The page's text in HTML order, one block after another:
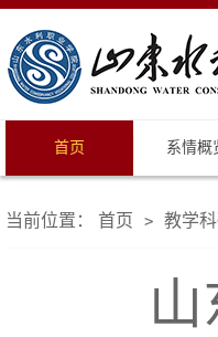
首页 系情概
当前位置： 首页 > 教学